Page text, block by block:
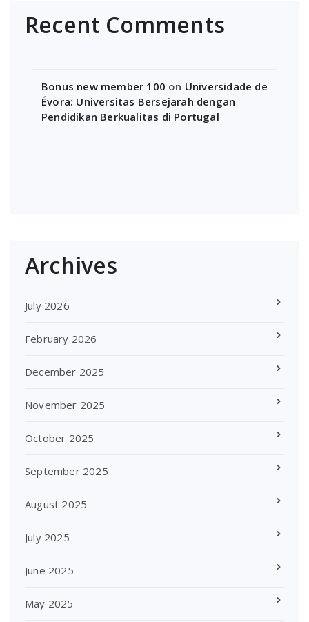
Recent Comments
Bonus new member 100 on Universidade de
Évora: Universitas Bersejarah dengan
Pendidikan Berkualitas di Portugal
Archives
July 2026
February 2026
December 2025
November 2025
October 2025
September 2025
August 2025
July 2025
June 2025
May 2025